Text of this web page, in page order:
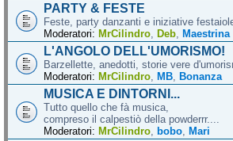
PARTY & FESTE
Feste, party danzanti e iniziative
Moderatori: MrCilindro, Deb, Maestrina
L'ANGOLO DELL'UMORISMO!
Barzellette, anedotti, storie vere
Moderatori: MrCilindro, MB, Bonanza
MUSICA E DINTORNI...
Tutto quello che fà musica,
compreso il calpestiò della powderrr....
Moderatori: MrCilindro, bobo, Mari